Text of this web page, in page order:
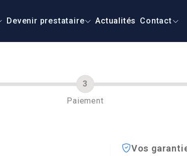
Devenir prestataire Actualités Contact
Paiement
Vos